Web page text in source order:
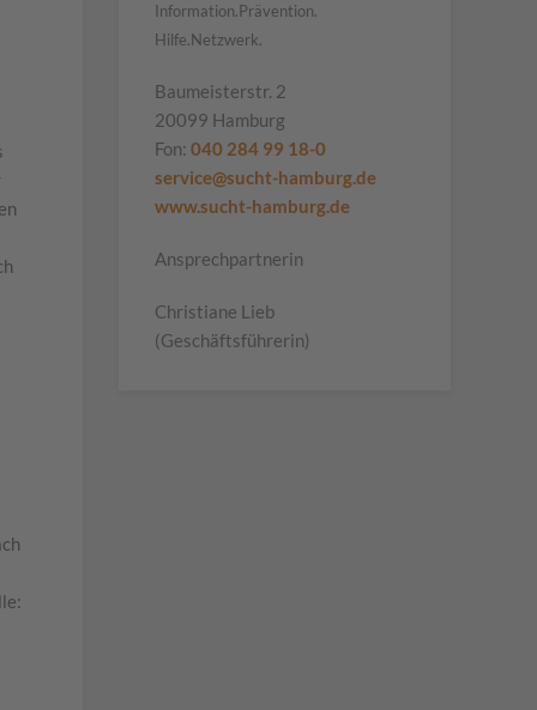
Information.Prävention.
Hilfe.Netzwerk.
Baumeisterstr. 2
20099 Hamburg
Fon: 040 284 99 18-0
service@sucht-hamburg.de
www.sucht-hamburg.de
Ansprechpartnerin
Christiane Lieb
(Geschäftsführerin)